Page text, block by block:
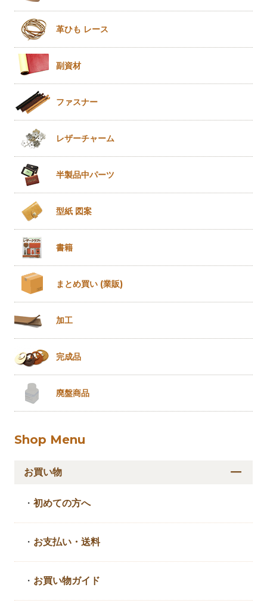
革ひも レース
副資材
ファスナー
レザーチャーム
半製品中パーツ
型紙 図案
書籍
まとめ買い (業販)
加工
完成品
廃盤商品
Shop Menu
お買い物
・初めての方へ
・ お支払い・送料
・ お買い物ガイド